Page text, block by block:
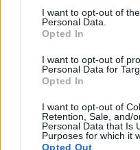
consent section.
I want to opt-out of
Personal Data.
Opted In
I want to opt-out of
Personal Data for
Opted In
I want to opt-out of
Retention, Sale, and/
Personal Data that Is
Purposes for which it
Opted Out